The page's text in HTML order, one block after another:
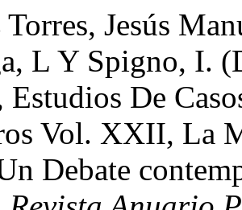
Jesús
L Y Spigno, I.
De
Vol. XXII, La
Debate